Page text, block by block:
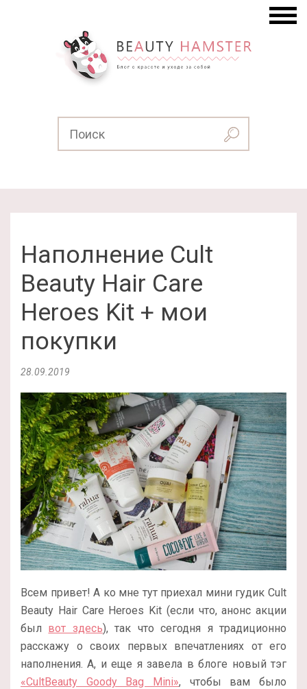
Наполнение Cult
Beauty Hair Care
Heroes Kit + мои
покупки
28.09.2019
Всем привет! А ко мне тут приехал мини гудик Cult
Beauty Hair Care Heroes Kit (если что, анонс акции
был вот здесь), так что сегодня я традиционно
расскажу о своих первых впечатлениях от его
наполнения. А, и еще я завела в блоге новый тэг
«CultBeauty Goody Bag Mini», чтобы вам было